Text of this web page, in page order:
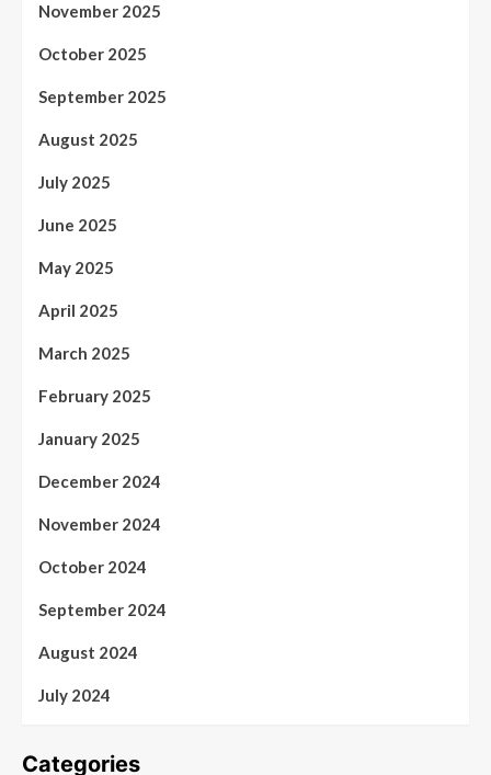
November 2025
October 2025
September 2025
August 2025
July 2025
June 2025
May 2025
April 2025
March 2025
February 2025
January 2025
December 2024
November 2024
October 2024
September 2024
August 2024
July 2024
Categories